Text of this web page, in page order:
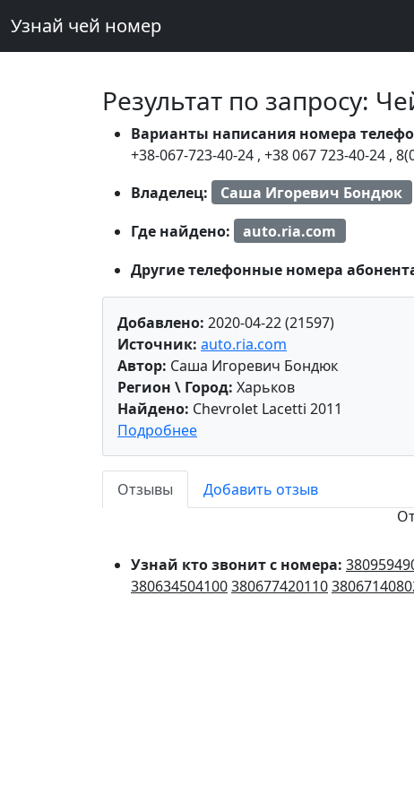
Узнай чей номер
Результат по запросу:
Варианты написания номера
+38-067-723-40-24 , +38 067 723-40-24 ,
Владелец:
Саша Игоревич Бондюк
Где найдено:
auto.ria.com
Другие телефонные номера
Добавлено: 2020-04-22 (21597)
Источник: auto.ria.com
Автор: Саша Игоревич Бондюк
Регион \ Город: Харьков
Найдено: Chevrolet Lacetti 2011
Подробнее
Отзывы
Добавить отзыв
Узнай кто звонит с номера:
380634504100380677420110